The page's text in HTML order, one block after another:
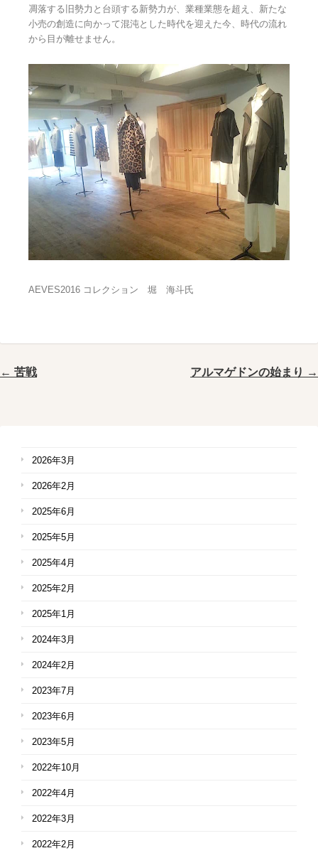
凋落する旧勢力と台頭する新勢力が、業種業態を超え、新たな
小売の創造に向かって混沌とした時代を迎えた今、時代の流れ
から目が離せません。
AEVES2016 コレクション 堀 海斗氏
アルマゲドンの始まり →
← 苦戦
2026年3月
2026年2月
2025年6月
2025年5月
2025年4月
2025年2月
2025年1月
2024年3月
2024年2月
2023年7月
2023年6月
2023年5月
2022年10月
2022年4月
2022年3月
2022年2月